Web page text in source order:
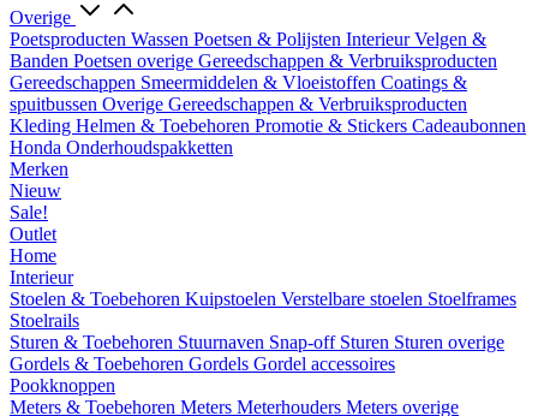
Overige
Poetsproducten Wassen Poetsen & Polijsten InterieurVelgen &
Banden Poetsen overige Gereedschappen & Verbruiksproducten
Gereedschappen Smeermiddelen & Vloeistoffen Coatings &
spuitbussen Overige Gereedschappen & Verbruiksproducten
Kleding Helmen & Toebehoren Promotie & Stickers Cadeaubonnen
Honda Onderhoudspakketten
Merken
Nieuw
Sale!
Outlet
Home
Interieur
Stoelen & Toebehoren Kuipstoelen Verstelbare stoelen Stoelframes
Stoelrails
Sturen & Toebehoren Stuurnaven Snap-off Sturen Sturen overige
Gordels & Toebehoren Gordels Gordel accessoires
Pookknoppen
Meters & Toebehoren Meters Meterhouders Meters overige